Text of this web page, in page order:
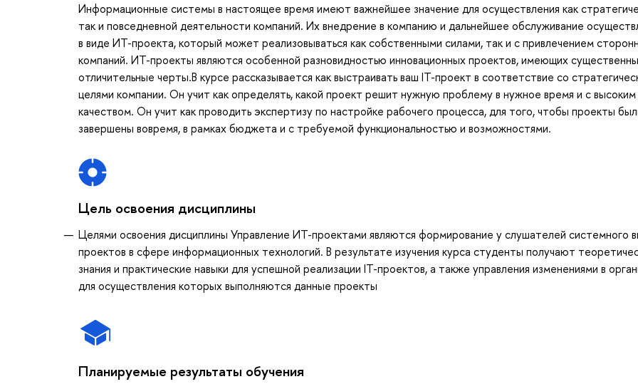
Информационные системы в настоящее время имеют важнейшее значение для осуществления как
так и повседневной деятельности компаний. Их внедрение в компанию и дальнейшее обслуживание
в виде ИТ-проекта, который может реализовываться как собственными силами, так и с привлечением
компаний. ИТ-проекты являются особенной разновидностью инновационных проектов, имеющих
отличительные черты.В курсе рассказывается как выстраивать ваш IT-проект в соответствие со
целями компании. Он учит как определять, какой проект решит нужную проблему в нужное время и с высоким
качеством. Он учит как проводить экспертизу по настройке рабочего процесса, для того, чтобы проекты
завершены вовремя, в рамках бюджета и с требуемой функциональностью и возможностями.
Цель освоения дисциплины
Целями освоения дисциплины Управление ИТ-проектами являются формирование у слушателей системного
проектов в сфере информационных технологий. В результате изучения курса студенты получают
знания и практические навыки для успешной реализации IT-проектов, а также управления изменениями в
для осуществления которых выполняются данные проекты
Планируемые результаты обучения